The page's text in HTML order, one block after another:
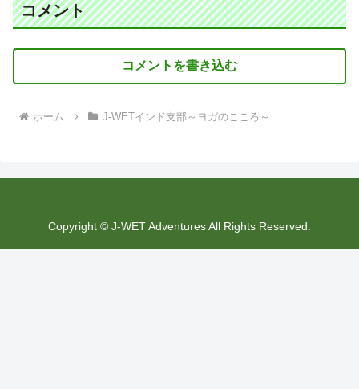
コメント
コメントを書き込む
ホーム J-WETインド支部～ヨガのこころ～
Copyright © J-WET Adventures All Rights Reserved.